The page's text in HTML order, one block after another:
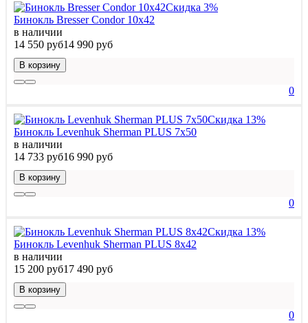
Скидка 3%
Бинокль Bresser Condor 10x42
в наличии
14 550 руб14 990 руб
В корзину
0
Скидка 13%
Бинокль Levenhuk Sherman PLUS 7x50
в наличии
14 733 руб16 990 руб
В корзину
0
Скидка 13%
Бинокль Levenhuk Sherman PLUS 8x42
в наличии
15 200 руб17 490 руб
В корзину
0